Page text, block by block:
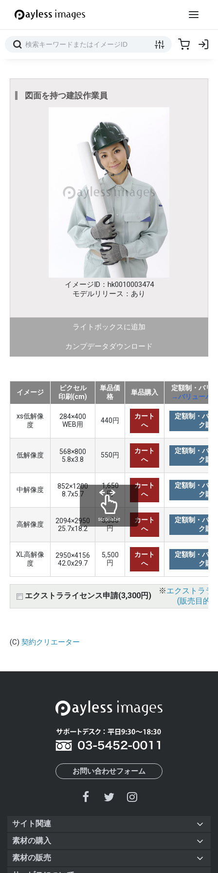
図面を持つ建設作業員
イメージID：hk0010003474
モデルリリース：あり
ライトボックスに追加
カンプデータダウンロード
イメージ
ピクセル
印刷(cm)
単品価
格
単品購入
定額制・バリ
→バリューパ
xs低解像
度
284×400
WEB用
440円
カート
へ
定額制・バリ
ク購
低解像度
568×800
5.8x3.8
550円
カート
へ
定額制・バリ
ク購
中解像度
852×1200
8.7x5.7
1,650
円
カート
へ
定額制・バリ
ク購
高解像度
2094×2950
25.7x18.2
3,300
円
カート
へ
定額制・バリ
ク購
XL高解像
度
2950×4156
42.0x29.7
5,500
円
カート
へ
定額制・バリ
ク購
エクストラライセンス申請(3,300円)
※エクストララ
(販売目的
scrollable
(C) 契約クリエーター
お問い合わせフォーム
サイト関連
素材の購入
素材の販売